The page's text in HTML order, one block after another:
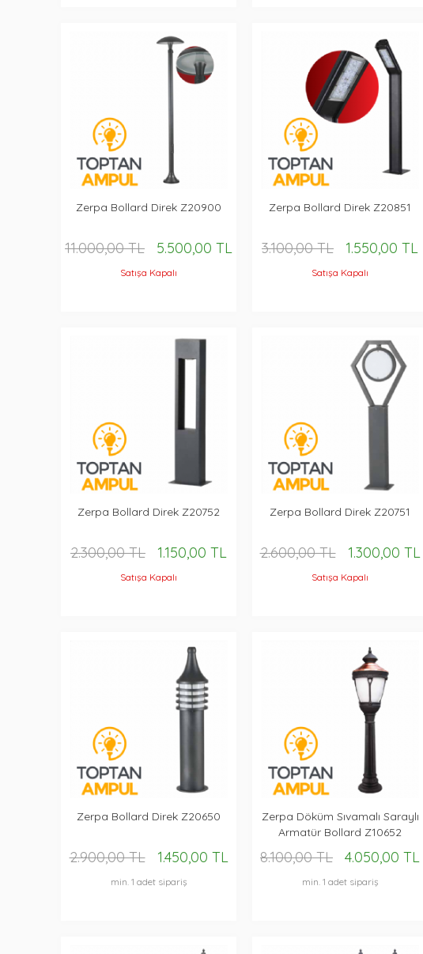
Zerpa Bollard Direk Z20900
11.000,00 TL 5.500,00 TL
Satışa Kapalı
Zerpa Bollard Direk Z20851
3.100,00 TL 1.550,00 TL
Satışa Kapalı
Zerpa Bollard Direk Z20752
2.300,00 TL 1.150,00 TL
Satışa Kapalı
Zerpa Bollard Direk Z20751
2.600,00 TL 1.300,00 TL
Satışa Kapalı
Zerpa Bollard Direk Z20650
2.900,00 TL 1.450,00 TL
min. 1 adet sipariş
Zerpa Döküm Sıvamalı Saraylı
Armatür Bollard Z10652
8.100,00 TL 4.050,00 TL
min. 1 adet sipariş